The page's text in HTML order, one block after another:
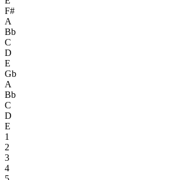
F#
A
Bb
C
D
E
Gb
A
Bb
C
D
E
1
2
3
4